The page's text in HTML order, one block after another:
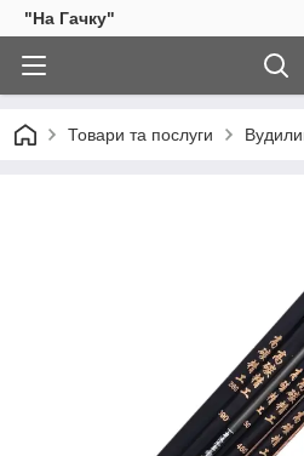
"На Гачку"
Товари та послуги